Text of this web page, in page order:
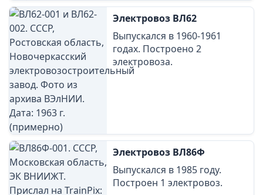
Электровоз ВЛ62
Выпускался в 1960-1961
годах. Построено 2
электровоза.
Электровоз ВЛ86Ф
Выпускался в 1985 году.
Построен 1 электровоз.